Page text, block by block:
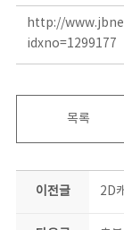
http://
idxno=1299177
목록
이전글 2D